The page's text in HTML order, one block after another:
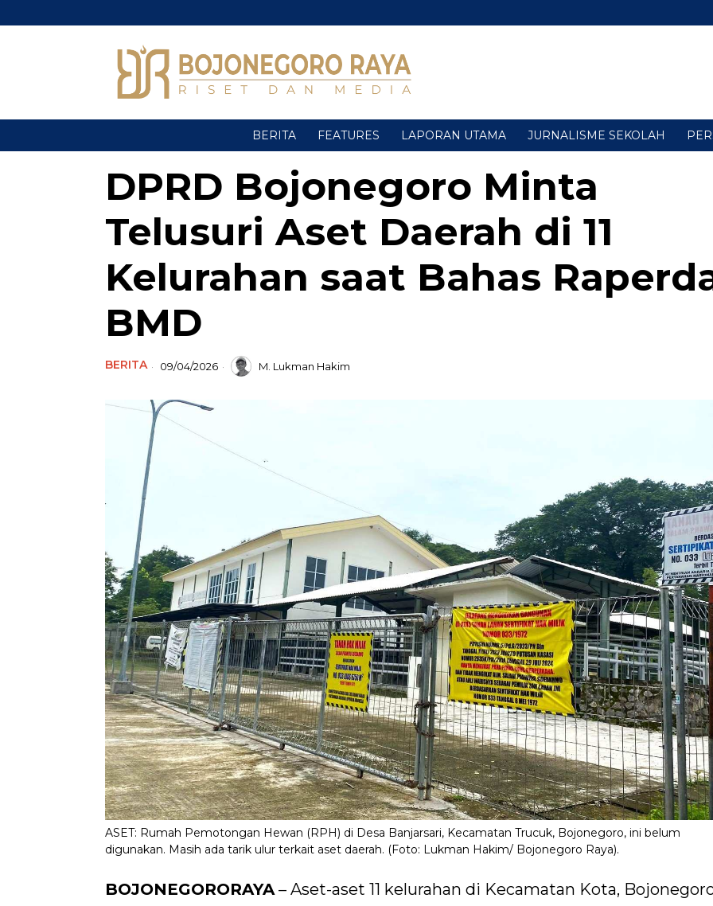
BERITA FEATURES LAPORAN UTAMA JURNALISME SEKOLAH
DPRD Bojonegoro Minta
Telusuri Aset Daerah di 11
Kelurahan saat Bahas
BMD
BERITA 09/04/2026 M. Lukman Hakim
ASET: Rumah Pemotongan Hewan (RPH) di Desa Banjarsari, Kecamatan Trucuk, Bojonegoro, ini belum
digunakan. Masih ada tarik ulur terkait aset daerah. (Foto: Lukman Hakim/ Bojonegoro Raya).
BOJONEGORORAYA– Aset-aset 11 kelurahan di Kecamatan Kota,